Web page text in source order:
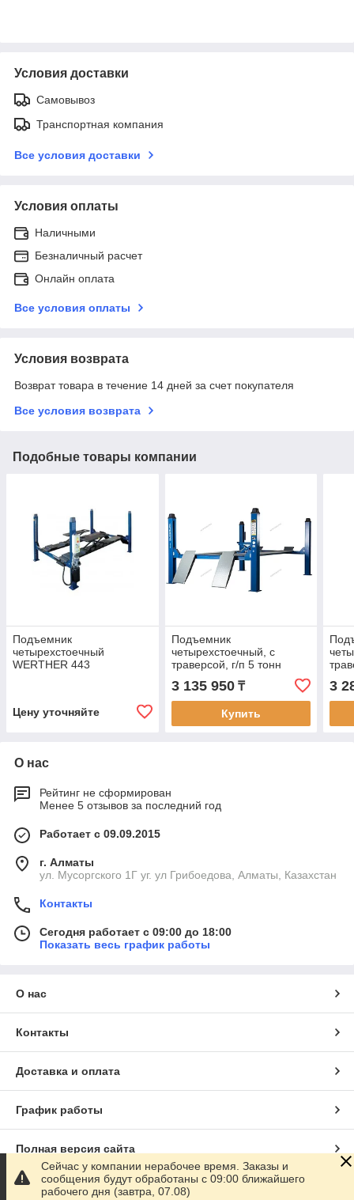
Условия доставки
Самовывоз
Транспортная компания
Все условия доставки
Условия оплаты
Наличными
Безналичный расчет
Онлайн оплата
Все условия оплаты
Условия возврата
Возврат товара в течение 14 дней за счет покупателя
Все условия возврата
Подобные товары компании
Подъемник
четырехстоечный
WERTHER 443
Цену уточняйте
Подъемник
четырехстоечный, c
траверсой, г/п 5 тонн
3 135 950₸
Купить
3
О нас
Рейтинг не сформирован
Менее 5 отзывов за последний год
Работает с 09.09.2015
г. Алматы
ул. Мусоргского 1Г уг. ул Грибоедова, Алматы, Казахстан
Контакты
Сегодня работает с 09:00 до 18:00
Показать весь график работы
О нас
Контакты
Доставка и оплата
График работы
Полная версия сайта
Сайт создан на маркетплейсеSatu.kz
Сейчас у компании нерабочее время. Заказы и
сообщения будут обработаны с 09:00 ближайшего
рабочего дня (завтра, 07.08)